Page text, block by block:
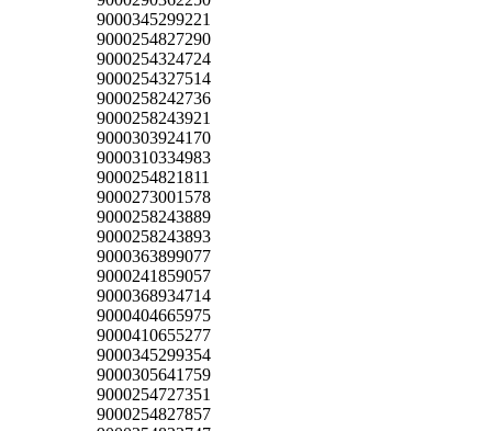
9000345299221
9000254827290
9000254324724
9000254327514
9000258242736
9000258243921
9000303924170
9000310334983
9000254821811
9000273001578
9000258243889
9000258243893
9000363899077
9000241859057
9000368934714
9000404665975
9000410655277
9000345299354
9000305641759
9000254727351
9000254827857